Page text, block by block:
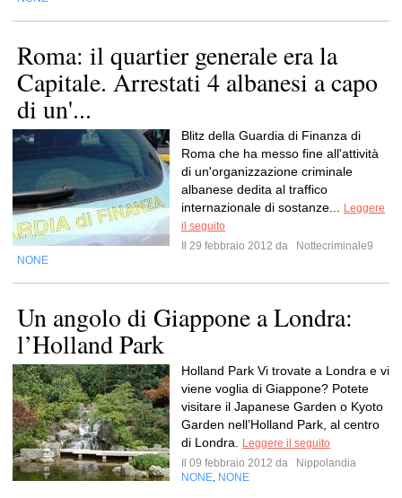
Roma: il quartier generale era la
Capitale. Arrestati 4 albanesi a capo
di un'...
Blitz della Guardia di Finanza di
Roma che ha messo fine all'attività
di un'organizzazione criminale
albanese dedita al traffico
internazionale di sostanze...
Leggere
il seguito
Il 29 febbraio 2012 da
Nottecriminale9
NONE
Un angolo di Giappone a Londra:
l’Holland Park
Holland Park Vi trovate a Londra e vi
viene voglia di Giappone? Potete
visitare il Japanese Garden o Kyoto
Garden nell’Holland Park, al centro
di Londra.
Leggere il seguito
Il 09 febbraio 2012 da
Nippolandia
NONE NONE